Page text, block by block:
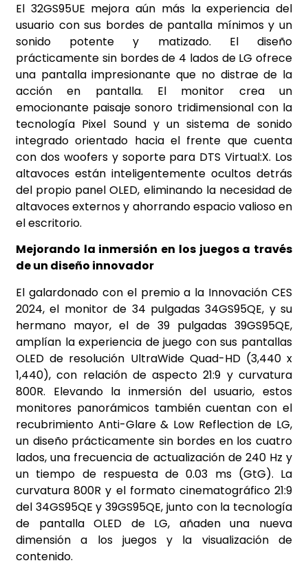
El 32GS95UE mejora aún más la experiencia del
usuario con sus bordes de pantalla mínimos y un
sonido potente y matizado. El diseño
prácticamente sin bordes de 4 lados de LG ofrece
una pantalla impresionante que no distrae de la
acción en pantalla. El monitor crea un
emocionante paisaje sonoro tridimensional con la
tecnología Pixel Sound y un sistema de sonido
integrado orientado hacia el frente que cuenta
con dos woofers y soporte para DTS Virtual:X. Los
altavoces están inteligentemente ocultos detrás
del propio panel OLED, eliminando la necesidad de
altavoces externos y ahorrando espacio valioso en
el escritorio.
Mejorando la inmersión en los juegos a través
de un diseño innovador
El galardonado con el premio a la Innovación CES
2024, el monitor de 34 pulgadas 34GS95QE, y su
hermano mayor, el de 39 pulgadas 39GS95QE,
amplían la experiencia de juego con sus pantallas
OLED de resolución UltraWide Quad-HD (3,440 x
1,440), con relación de aspecto 21:9 y curvatura
800R. Elevando la inmersión del usuario, estos
monitores panorámicos también cuentan con el
recubrimiento Anti-Glare & Low Reflection de LG,
un diseño prácticamente sin bordes en los cuatro
lados, una frecuencia de actualización de 240 Hz y
un tiempo de respuesta de 0.03 ms (GtG). La
curvatura 800R y el formato cinematográfico 21:9
del 34GS95QE y 39GS95QE, junto con la tecnología
de pantalla OLED de LG, añaden una nueva
dimensión a los juegos y la visualización de
contenido.